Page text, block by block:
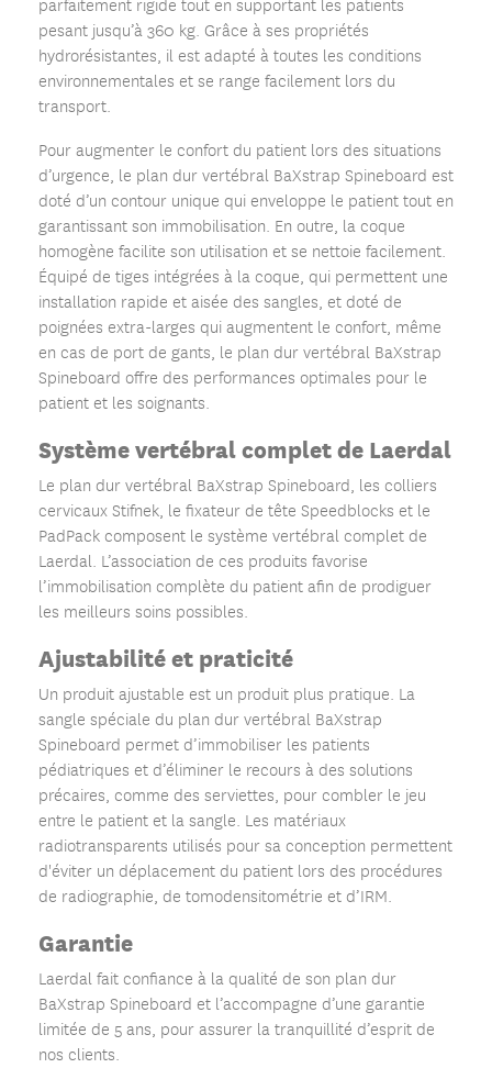
pesant jusqu’à 360 kg. Grâce à ses propriétés
hydrorésistantes, il est adapté à toutes les conditions
environnementales et se range facilement lors du
transport.
Pour augmenter le confort du patient lors des situations
d’urgence, le plan dur vertébral BaXstrap Spineboard est
doté d’un contour unique qui enveloppe le patient tout en
garantissant son immobilisation. En outre, la coque
homogène facilite son utilisation et se nettoie facilement.
Équipé de tiges intégrées à la coque, qui permettent une
installation rapide et aisée des sangles, et doté de
poignées extra-larges qui augmentent le confort, même
en cas de port de gants, le plan dur vertébral BaXstrap
Spineboard offre des performances optimales pour le
patient et les soignants.
Système vertébral complet de Laerdal
Le plan dur vertébral BaXstrap Spineboard, les colliers
cervicaux Stifnek, le fixateur de tête Speedblocks et le
PadPack composent le système vertébral complet de
Laerdal. L’association de ces produits favorise
l’immobilisation complète du patient afin de prodiguer
les meilleurs soins possibles.
Ajustabilité et praticité
Un produit ajustable est un produit plus pratique. La
sangle spéciale du plan dur vertébral BaXstrap
Spineboard permet d’immobiliser les patients
pédiatriques et d’éliminer le recours à des solutions
précaires, comme des serviettes, pour combler le jeu
entre le patient et la sangle. Les matériaux
radiotransparents utilisés pour sa conception permettent
d'éviter un déplacement du patient lors des procédures
de radiographie, de tomodensitométrie et d’IRM.
Garantie
Laerdal fait confiance à la qualité de son plan dur
BaXstrap Spineboard et l’accompagne d’une garantie
limitée de 5 ans, pour assurer la tranquillité d’esprit de
nos clients.